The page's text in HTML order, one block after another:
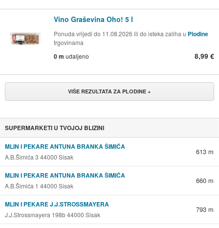
Vino Graševina Oho! 5 l
Ponuda vrijedi do 11.08.2026 ili do isteka zaliha u Plodine
trgovinama
0 m udaljeno 8,99 €
VIŠE REZULTATA ZA PLODINE +
SUPERMARKETI U TVOJOJ BLIZINI
MLIN I PEKARE ANTUNA BRANKA ŠIMIĆA
A.B.Šimića 3 44000 Sisak
613 m
MLIN I PEKARE ANTUNA BRANKA ŠIMIĆA
A.B.Šimića 1 44000 Sisak
660 m
MLIN I PEKARE J.J.STROSSMAYERA
J.J.Strossmayera 198b 44000 Sisak
793 m